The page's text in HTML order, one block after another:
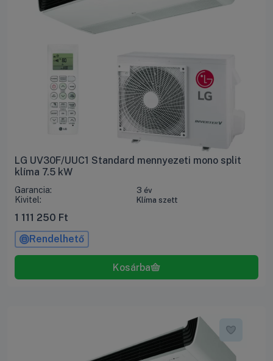
LG UV30F/UUC1 Standard mennyezeti mono split
klíma 7.5 kW
Garancia: 3 év
Kivitel: Klíma szett
1 111 250 Ft
Rendelhető